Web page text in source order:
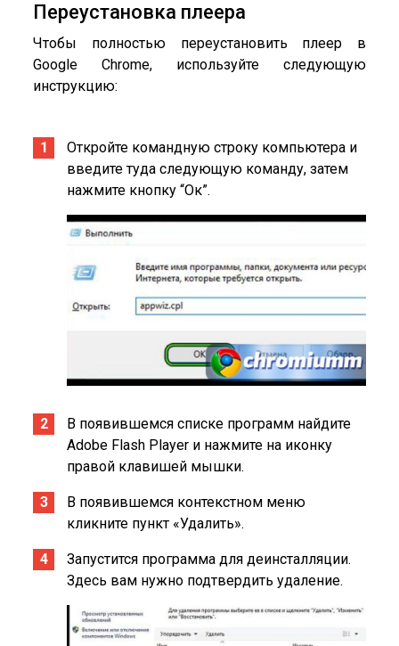
Переустановка плеера
Чтобы полностью переустановить плеер в
Google Chrome, используйте следующую
инструкцию:
Откройте командную строку компьютера и
введите туда следующую команду, затем
нажмите кнопку “Ок”.
В появившемся списке программ найдите
Adobe Flash Player и нажмите на иконку
правой клавишей мышки.
В появившемся контекстном меню
кликните пункт «Удалить».
Запустится программа для деинсталляции.
Здесь вам нужно подтвердить удаление.